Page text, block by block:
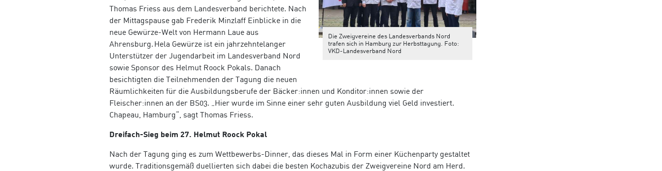
Die Zweigvereine des Landesverbands Nord
trafen sich in Hamburg zur Herbsttagung. Foto:
VKD-Landesverband Nord
Thomas Friess aus dem Landesverband berichtete. Nach
der Mittagspause gab Frederik Minzlaff Einblicke in die
neue Gewürze-Welt von Hermann Laue aus
Ahrensburg. Hela Gewürze ist ein jahrzehntelanger
Unterstützer der Jugendarbeit im Landesverband Nord
sowie Sponsor des Helmut Roock Pokals. Danach
besichtigten die Teilnehmenden der Tagung die neuen
Räumlichkeiten für die Ausbildungsberufe der Bäcker:innen und Konditor:innen sowie der
Fleischer:innen an der BS03. „Hier wurde im Sinne einer sehr guten Ausbildung viel Geld investiert.
Chapeau, Hamburg“, sagt Thomas Friess.
Dreifach-Sieg beim 27. Helmut Roock Pokal
Nach der Tagung ging es zum Wettbewerbs-Dinner, das dieses Mal in Form einer Küchenparty gestaltet
wurde. Traditionsgemäß duellierten sich dabei die besten Kochazubis der Zweigvereine Nord am Herd.